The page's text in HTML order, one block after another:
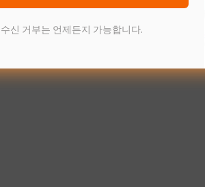
수신 거부는 언제든지 가능합니다.